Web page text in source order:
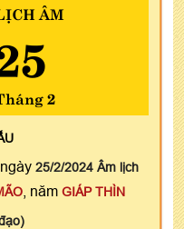
ÂM
2
25/2/2024 Âm lịch
, năm GIÁP THÌN